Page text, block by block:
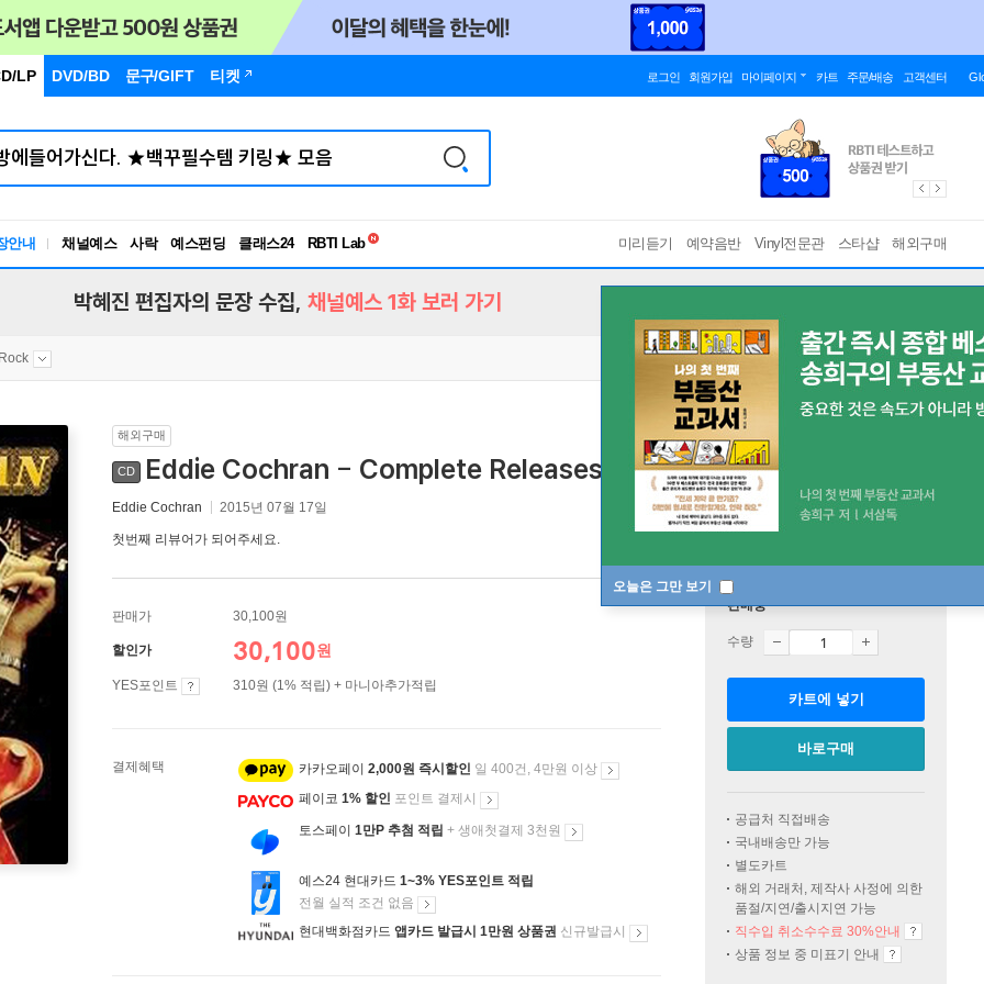
LP DVD/BD 문구/GIFT 티켓 로그인 회원가입 마이페이지 카트 주문/배송 고객센터
안내 채널예스 사락 예스펀딩 클래스24
RBTI Lab
독서유형검사
미리듣기 예약음반 Vinyl전문관 스타샵 해외구매
오늘은 그만 보기
박혜진 편집자의 문장 수집, 채널예스 1화 보러 가기
해외구매
CD Eddie Cochran - Complete Releases 1955-62 (2CD)
Eddie Cochran 2015년 07월 17일
첫번째 리뷰어가 되어주세요.
판매가 30,100원
할인가 30,100원
YES포인트 310원 (1% 적립) + 마니아추가적립
결제혜택 카카오페이 2,000원 즉시할인 일 400건, 4만원 이상
페이코 1% 할인 포인트 결제시
토스페이 1만P 추첨 적립 + 생애첫결제 3천원
예스24 현대카드 1~3% YES포인트 적립
전월 실적 조건 없음
현대백화점카드 앱카드 발급시 1만원 상품권 신규발급시
판매중
수량
카트에 넣기
바로구매
공급처 직접배송
국내배송만 가능
별도카트
해외 거래처, 제작사 사정에 의한
품절/지연/출시지연 가능
직수입 취소수수료 30%안내
상품 정보 중 미표기 안내